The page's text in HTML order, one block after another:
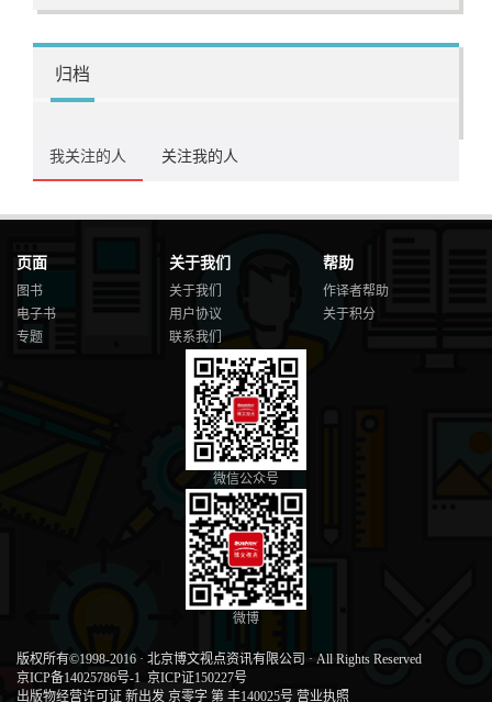
归档
我关注的人 关注我的人
页面
图书
电子书
专题
关于我们
关于我们
用户协议
联系我们
帮助
作译者帮助
关于积分
微信公众号
微博
版权所有©1998-2016 · 北京博文视点资讯有限公司 · All Rights Reserved
京ICP备14025786号-1 京ICP证150227号
出版物经营许可证 新出发 京零字 第 丰140025号 营业执照